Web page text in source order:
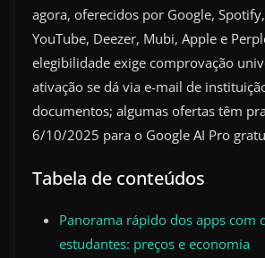
agora, oferecidos por Google,
YouTube, Deezer, Mubi, Apple e
elegibilidade exige comprovação
ativação se dá via e-mail de
documentos; algumas ofertas têm
6/10/2025 para o Google AI Pro
Tabela de conteúdos
Panorama rápido dos apps com
estudantes: preços e economia